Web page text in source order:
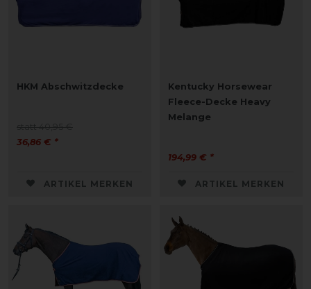
HKM Abschwitzdecke
36,86 € *
ARTIKEL MERKEN
Kentucky Horsewear
Fleece-Decke Heavy
Melange
194,99 € *
ARTIKEL MERKEN